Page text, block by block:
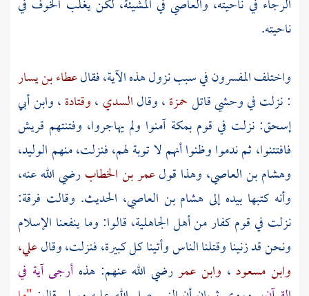
الرجاء في ناحيته، والعاصي في المشيئة، لكن يغلب الخوف في
ناحيته.
واختلف المفسرون في سبب نزول هذه الآية، فقالعطاء بن يسار
: نزلت فيوحشيقاتلحمزة، وقالالسدي ،وقتادة،وابن أبي
إسحق:نزلت في قومبمكةآمنوا ولم يهاجروا، وفتنتهم قريش
فافتتنوا، ثم ندموا وظنوا أنهم لا توبة لهم، فنزلت، منهم الوليد،
وهشام بن العاصي، وهذا قولعمر بن الخطابرضي الله عنه،
وأنه كتبها بيده إلى هشام بن العاصي، الحديث. وقالت فرقة:
نزلت في قوم كفار من أهل الجاهلية، قالوا: وما ينفعنا الإسلام
ونحن قد زنينا وقتلنا الناس وأتينا كل كبيرة، فنزلت، وقالعلي،
وابن مسعود ، وابن عمررضي الله عنهم: هذه أرجى آية في